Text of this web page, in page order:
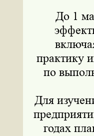
До 1
практику
по
Для
годах